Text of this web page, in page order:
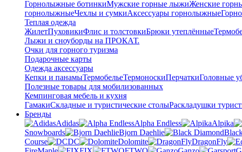
Горнолыжные ботинкиМужские горные лыжиЖенские
горнолыжныеЧехлы и сумкиАксессуары горнолыжные
Теплая одежда
ЖилетПуховикиФлис и толстовкиБрюки утеплённые
Лыжи и сноуборды на ПРОКАТ.
Очки для горного туризма
Подарочные карты
Одежда аксессуары
Кепки и панамыТермобельеТермоноскиПерчаткиГоловные
Полезные товары для мобилизованных
Кемпинговая мебель и кухня
ГамакиСкладные и туристические столыРаскладушки
Бренды
Adidas
Alpha Endless Alpika
Snowboards
Bjorn Daehlie
Course
DC Dolomite DragonFly